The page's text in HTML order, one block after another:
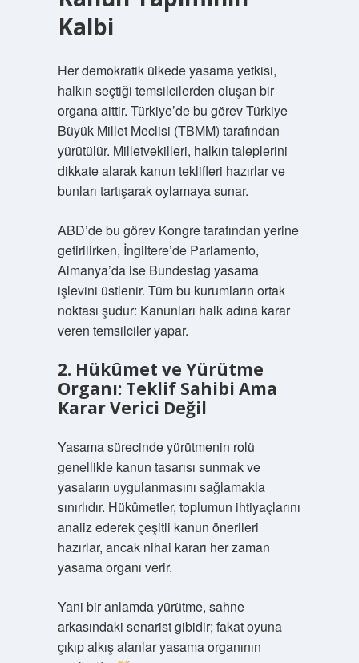
Kalbi
Her demokratik ülkede yasama yetkisi,
halkın seçtiği temsilcilerden oluşan bir
organa aittir. Türkiye’de bu görev Türkiye
Büyük Millet Meclisi (TBMM) tarafından
yürütülür. Milletvekilleri, halkın taleplerini
dikkate alarak kanun teklifleri hazırlar ve
bunları tartışarak oylamaya sunar.
ABD’de bu görev Kongre tarafından yerine
getirilirken, İngiltere’de Parlamento,
Almanya’da ise Bundestag yasama
işlevini üstlenir. Tüm bu kurumların ortak
noktası şudur: Kanunları halk adına karar
veren temsilciler yapar.
2. Hükûmet ve Yürütme
Organı: Teklif Sahibi Ama
Karar Verici Değil
Yasama sürecinde yürütmenin rolü
genellikle kanun tasarısı sunmak ve
yasaların uygulanmasını sağlamakla
sınırlıdır. Hükûmetler, toplumun ihtiyaçlarını
analiz ederek çeşitli kanun önerileri
hazırlar, ancak nihai kararı her zaman
yasama organı verir.
Yani bir anlamda yürütme, sahne
arkasındaki senarist gibidir; fakat oyuna
çıkıp alkış alanlar yasama organının